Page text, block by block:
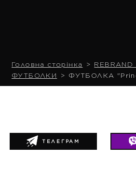
Головна сторінка
REBRAND
ФУТБОЛКИ
ФУТБОЛКА
ТЕЛЕГРАМ